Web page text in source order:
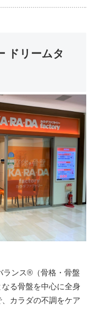
ドリームタ
ランス®（骨格・骨盤
る骨盤を中心に全身
カラダの不調をケア